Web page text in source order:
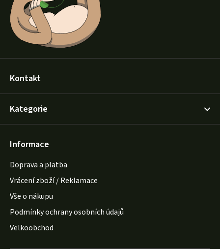
Kontakt
Kategorie
Informace
Doprava a platba
Vrácení zboží / Reklamace
Vše o nákupu
Podmínky ochrany osobních údajů
Velkoobchod